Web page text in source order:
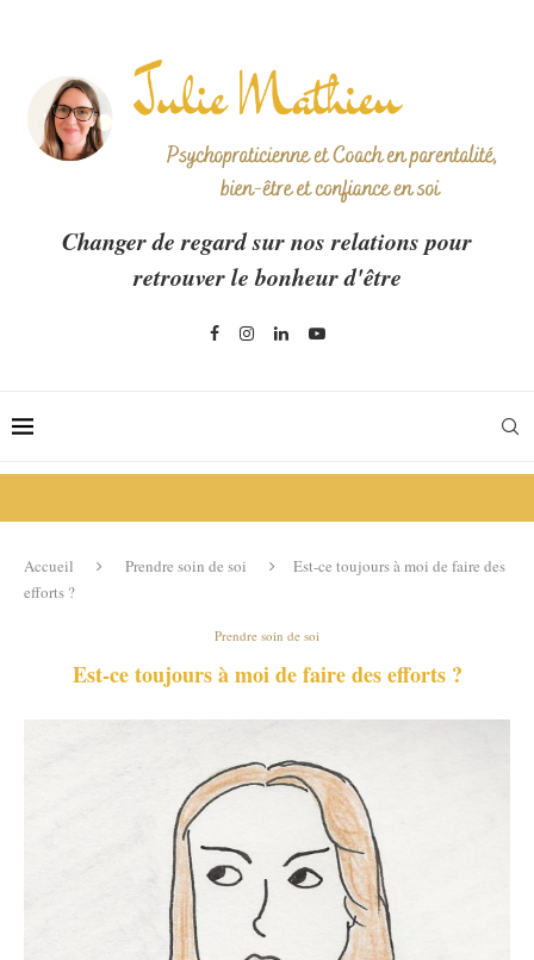
Changer de regard sur nos relations pour
retrouver le bonheur d'être
Accueil Prendre soin de soi
Est-ce toujours à moi de faire des
efforts ?
Prendre soin de soi
Est-ce toujours à moi de faire des efforts ?